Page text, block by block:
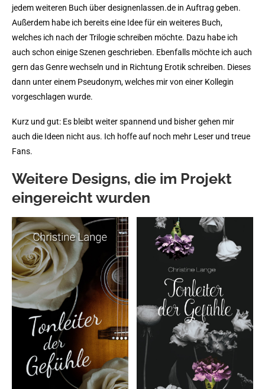
jedem weiteren Buch über designenlassen.de in Auftrag geben.
Außerdem habe ich bereits eine Idee für ein weiteres Buch,
welches ich nach der Trilogie schreiben möchte. Dazu habe ich
auch schon einige Szenen geschrieben. Ebenfalls möchte ich auch
gern das Genre wechseln und in Richtung Erotik schreiben. Dieses
dann unter einem Pseudonym, welches mir von einer Kollegin
vorgeschlagen wurde.
Kurz und gut: Es bleibt weiter spannend und bisher gehen mir
auch die Ideen nicht aus. Ich hoffe auf noch mehr Leser und treue
Fans.
Weitere Designs, die im Projekt
eingereicht wurden